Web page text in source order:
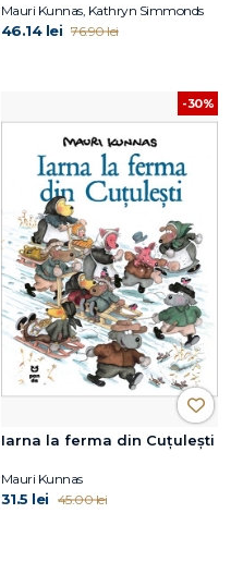
Mauri Kunnas, Kathryn Simmonds
46.14 lei 76.90 lei
-30%
Iarna la ferma din Cuțulești
Mauri Kunnas
31.5 lei 45.00 lei